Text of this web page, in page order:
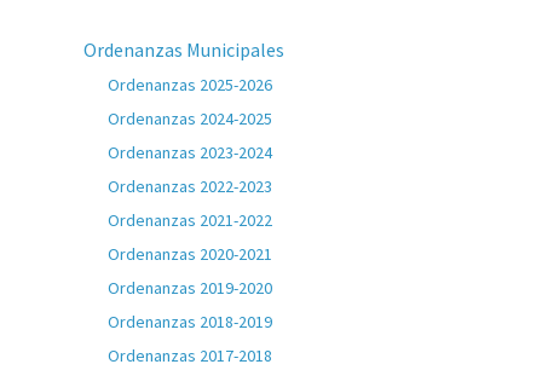
Ordenanzas Municipales
Ordenanzas 2025-2026
Ordenanzas 2024-2025
Ordenanzas 2023-2024
Ordenanzas 2022-2023
Ordenanzas 2021-2022
Ordenanzas 2020-2021
Ordenanzas 2019-2020
Ordenanzas 2018-2019
Ordenanzas 2017-2018